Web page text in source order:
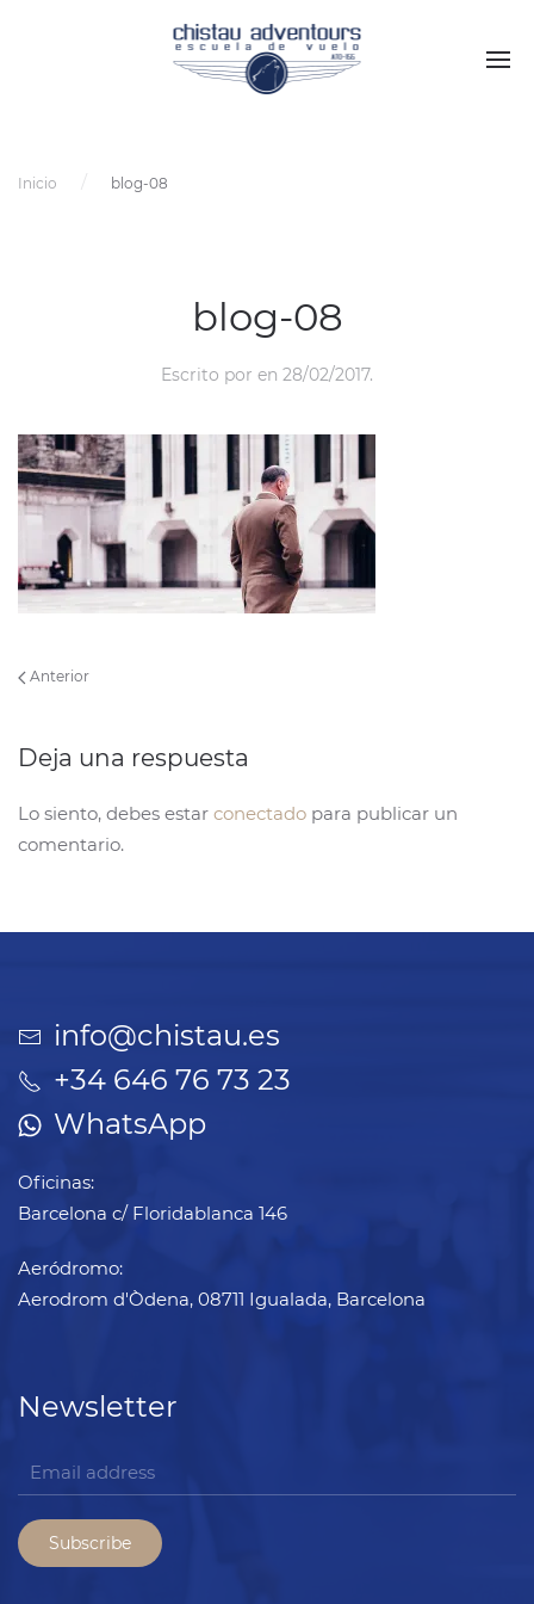
Inicio blog-08
blog-08
Escrito por en 28/02/2017.
Anterior
Deja una respuesta
Lo siento, debes estar conectado para publicar un
comentario.
info@chistau.es
+34 646 76 73 23
WhatsApp
Oficinas:
Barcelona c/ Floridablanca 146
Aeródromo:
Aerodrom d'Òdena, 08711 Igualada, Barcelona
Newsletter
Subscribe